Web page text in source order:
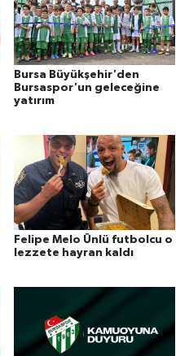
Bursa Büyükşehir'den
Bursaspor'un geleceğine
yatırım
Felipe Melo Ünlü futbolcu o
lezzete hayran kaldı